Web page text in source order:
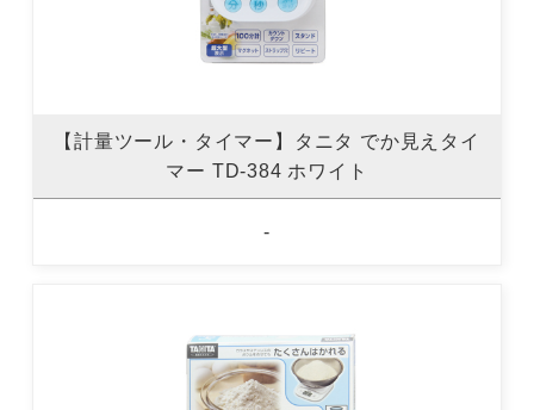
【計量ツール・タイマー】タニタ でか見えタイ
マー TD-384 ホワイト
-